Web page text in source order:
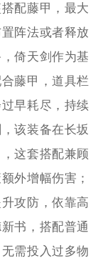
配藤甲，最大
阵法或者释放
倚天剑作为基
藤甲，道具栏
早耗尽，持续
该装备在长坂
这套搭配兼顾
外增幅伤害；
攻防，依靠高
书，搭配普通
需投入过多物